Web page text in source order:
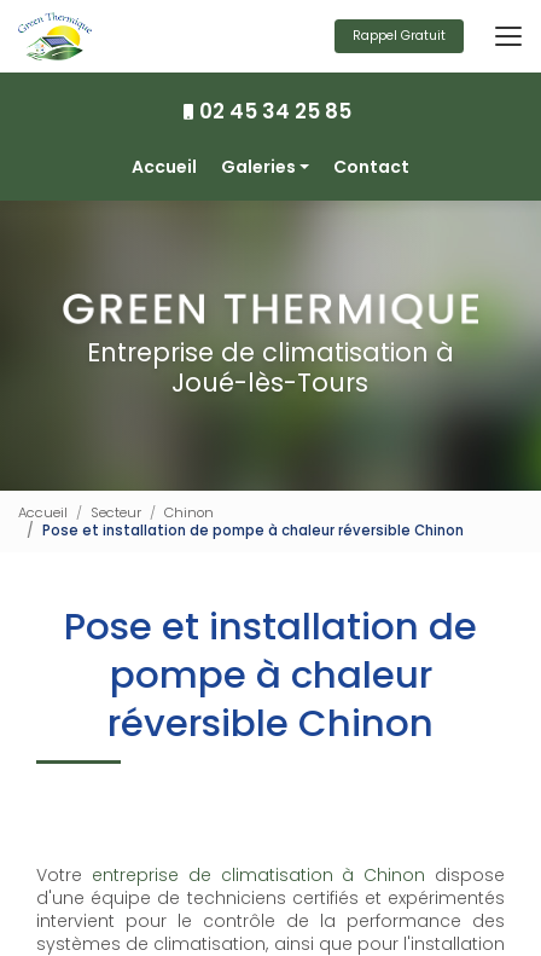
au
contenu
principal
02 45 34 25 85
Accueil
Galeries
Ventilation
Photovoltaïque
Contact
Rappel Gratuit
Entreprise de climatisation à
Joué-lès-Tours
Accueil Secteur
Chinon
Pose et installation de pompe à chaleur réversible Chinon
Pose et installation de
pompe à chaleur
réversible Chinon
Votre entreprise de climatisation à Chinon dispose
d'une équipe de techniciens certifiés et expérimentés
intervient pour le contrôle de la performance des
systèmes de climatisation, ainsi que pour l'installation